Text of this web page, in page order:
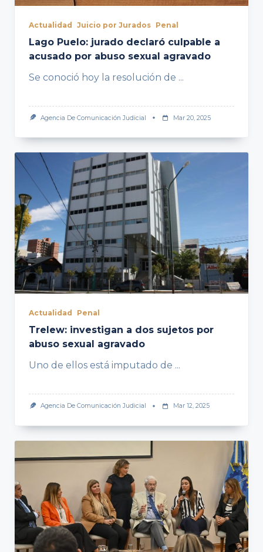
Actualidad Juicio por Jurados Penal
Lago Puelo: jurado declaró culpable a
acusado por abuso sexual agravado
Se conoció hoy la resolución de ...
Agencia De Comunicación Judicial Mar 20, 2025
Actualidad Penal
Trelew: investigan a dos sujetos por
abuso sexual agravado
Uno de ellos está imputado de ...
Agencia De Comunicación Judicial Mar 12, 2025